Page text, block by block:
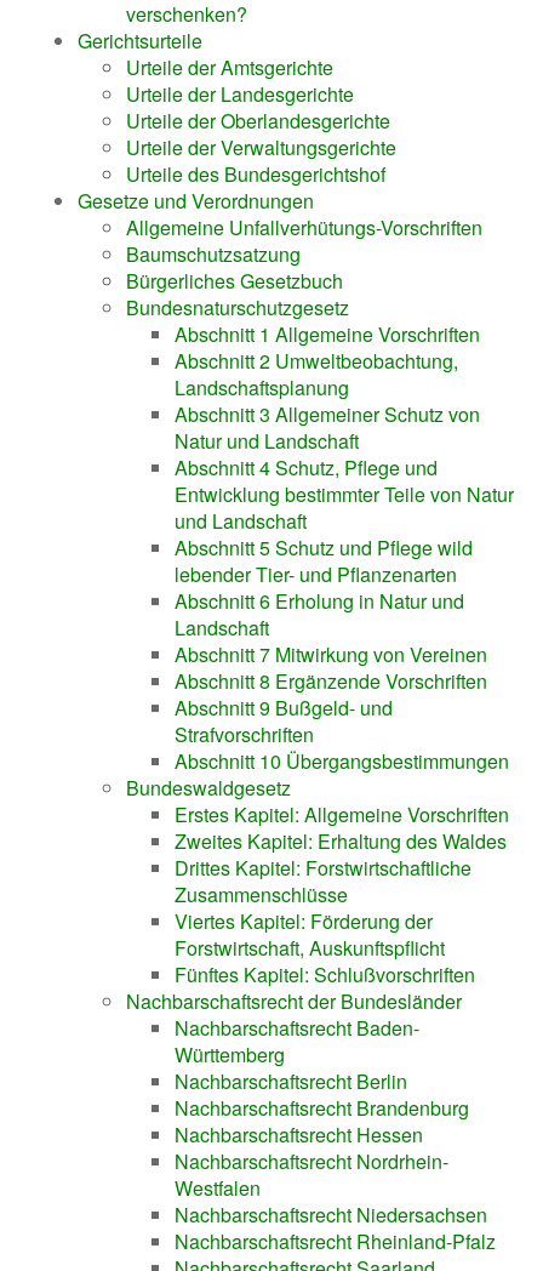
verschenken?
Gerichtsurteile
Urteile der Amtsgerichte
Urteile der Landesgerichte
Urteile der Oberlandesgerichte
Urteile der Verwaltungsgerichte
Urteile des Bundesgerichtshof
Gesetze und Verordnungen
Allgemeine Unfallverhütungs-Vorschriften
Baumschutzsatzung
Bürgerliches Gesetzbuch
Bundesnaturschutzgesetz
Abschnitt 1 Allgemeine Vorschriften
Abschnitt 2 Umweltbeobachtung,
Landschaftsplanung
Abschnitt 3 Allgemeiner Schutz von
Natur und Landschaft
Abschnitt 4 Schutz, Pflege und
Entwicklung bestimmter Teile von Natur
und Landschaft
Abschnitt 5 Schutz und Pflege wild
lebender Tier- und Pflanzenarten
Abschnitt 6 Erholung in Natur und
Landschaft
Abschnitt 7 Mitwirkung von Vereinen
Abschnitt 8 Ergänzende Vorschriften
Abschnitt 9 Bußgeld- und
Strafvorschriften
Abschnitt 10 Übergangsbestimmungen
Bundeswaldgesetz
Erstes Kapitel: Allgemeine Vorschriften
Zweites Kapitel: Erhaltung des Waldes
Drittes Kapitel: Forstwirtschaftliche
Zusammenschlüsse
Viertes Kapitel: Förderung der
Forstwirtschaft, Auskunftspflicht
Fünftes Kapitel: Schlußvorschriften
Nachbarschaftsrecht der Bundesländer
Nachbarschaftsrecht Baden-
Württemberg
Nachbarschaftsrecht Berlin
Nachbarschaftsrecht Brandenburg
Nachbarschaftsrecht Hessen
Nachbarschaftsrecht Nordrhein-
Westfalen
Nachbarschaftsrecht Niedersachsen
Nachbarschaftsrecht Rheinland-Pfalz